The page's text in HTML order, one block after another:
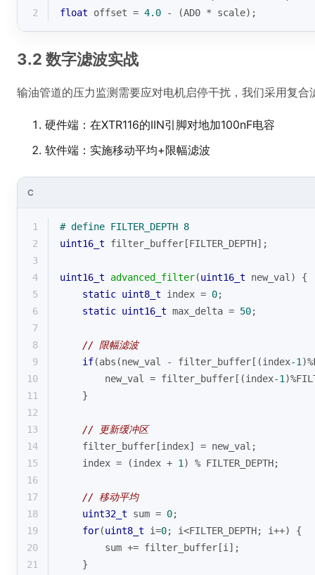
C
1 # define FILTER_DEPTH 8
2
uint16_t filter_buffer[FILTER_DEPTH];
4
uint16_t advanced_filter(uint16_t new_val)
6
static uint16_t max_delta =
10
        new_val = filter_buffer[(index
11
    }
12
13
// 更新缓冲区
14
    filter_buffer[index] = new_val;
15
    index = (index +
) % FILTER_DEPTH;
16
17
// 移动平均
18
uint32_t sum =
19
uint8_t 0; i<FILTER_DEPTH; i++) {
20
        sum += filter_buffer[i];
21
22
return (uint16_t
23
4. 故障诊断与EMC设计要点
4.1 典型故障树
我们在煤矿安全监控系统中总结的故障排查流程：